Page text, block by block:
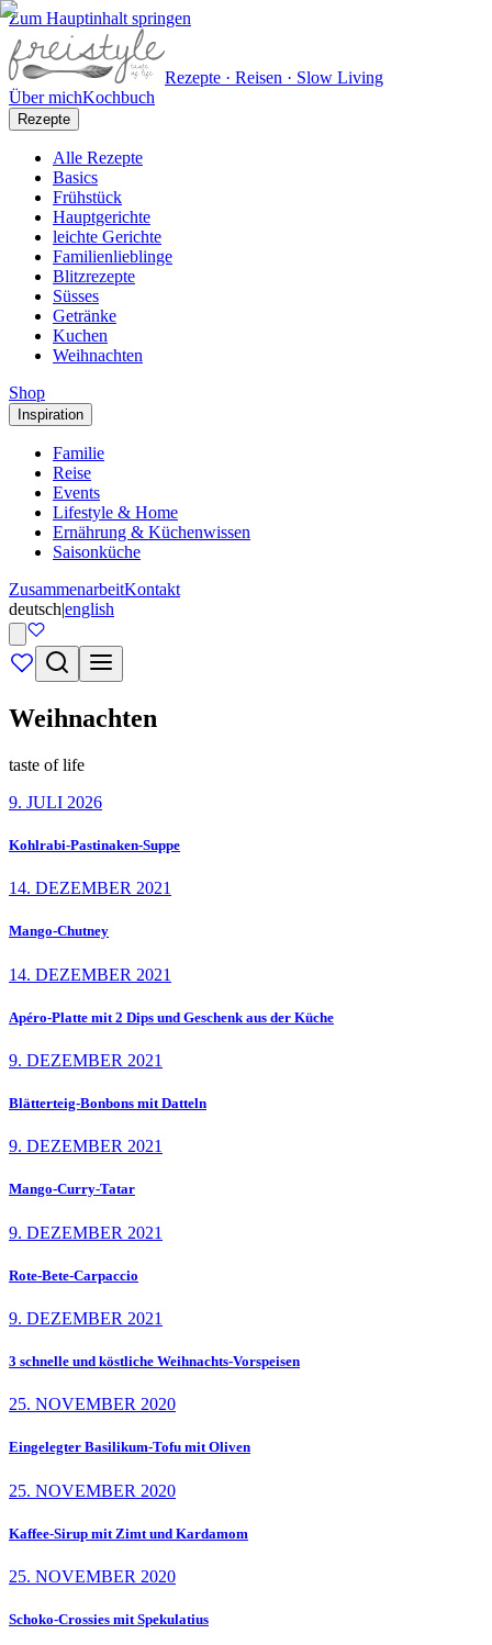
Zum Hauptinhalt springen
Rezepte · Reisen · Slow Living
Über michKochbuch
Rezepte
Alle Rezepte
Basics
Frühstück
Hauptgerichte
leichte Gerichte
Familienlieblinge
Blitzrezepte
Süsses
Getränke
Kuchen
Weihnachten
Shop
Inspiration
Familie
Reise
Events
Lifestyle & Home
Ernährung & Küchenwissen
Saisonküche
ZusammenarbeitKontakt
deutsch|english
Weihnachten
taste of life
9. JULI 2026
Kohlrabi-Pastinaken-Suppe
14. DEZEMBER 2021
Mango-Chutney
14. DEZEMBER 2021
Apéro-Platte mit 2 Dips und Geschenk aus der Küche
9. DEZEMBER 2021
Blätterteig-Bonbons mit Datteln
9. DEZEMBER 2021
Mango-Curry-Tatar
9. DEZEMBER 2021
Rote-Bete-Carpaccio
9. DEZEMBER 2021
3 schnelle und köstliche Weihnachts-Vorspeisen
25. NOVEMBER 2020
Eingelegter Basilikum-Tofu mit Oliven
25. NOVEMBER 2020
Kaffee-Sirup mit Zimt und Kardamom
25. NOVEMBER 2020
Schoko-Crossies mit Spekulatius